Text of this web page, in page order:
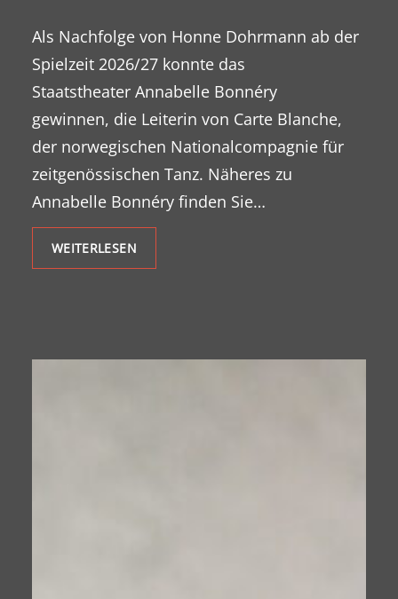
Als Nachfolge von Honne Dohrmann ab der
Spielzeit 2026/27 konnte das
Staatstheater Annabelle Bonnéry
gewinnen, die Leiterin von Carte Blanche,
der norwegischen Nationalcompagnie für
zeitgenössischen Tanz. Näheres zu
Annabelle Bonnéry finden Sie…
WEITERLESEN